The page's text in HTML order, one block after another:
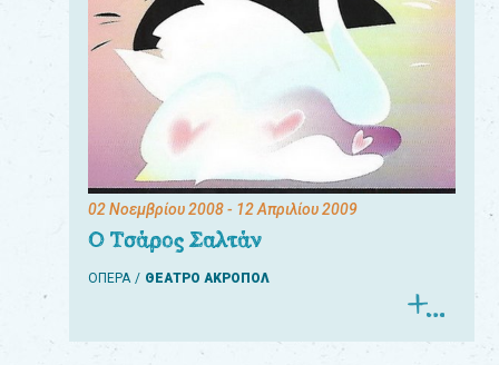
02 Νοεμβρίου 2008- 12 Απριλίου 2009
Ο Τσάρος Σαλτάν
ΟΠΕΡΑ ΘΕΑΤΡΟ ΑΚΡΟΠΟΛ